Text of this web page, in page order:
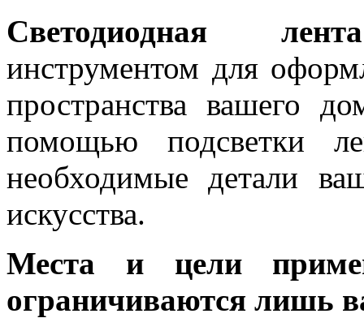
Светодиодная лента
инструментом для
пространства вашего
помощью подсветки
необходимые детали
искусства.
Места и цели
ограничиваются лишь